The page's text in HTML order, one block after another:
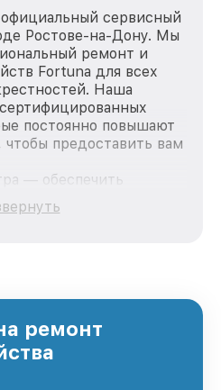
сервисный
Ростове-на-Дону. Мы
ремонт и
Fortuna для всех
Наша
постоянно повышают
предоставить вам
— обеспечить
ремонт для
продукции Fortuna, вне
повышая уровень
наших клиентов.
ремонт